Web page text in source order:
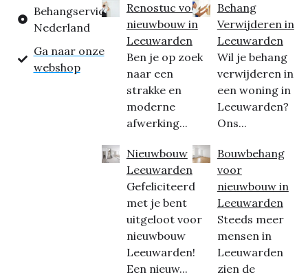
Behangservice
Nederland
Ga naar onze
webshop
Renostuc voor
nieuwbouw in
Leeuwarden
Ben je op zoek
naar een
strakke en
moderne
afwerking...
Nieuwbouw
Leeuwarden
Gefeliciteerd
met je bent
uitgeloot voor
nieuwbouw
Leeuwarden!
Een nieuw...
Behang
Verwijderen in
Leeuwarden
Wil je behang
verwijderen in
een woning in
Leeuwarden?
Ons...
Bouwbehang
voor
nieuwbouw in
Leeuwarden
Steeds meer
mensen in
Leeuwarden
zien de